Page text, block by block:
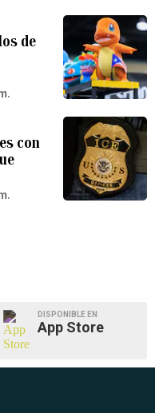
de
con
DISPONIBLE EN
App Store